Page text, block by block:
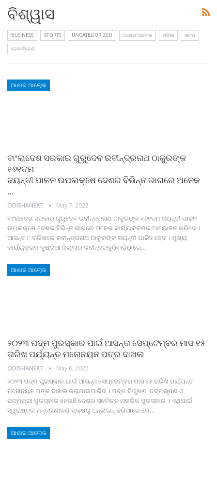
ବିଶ୍ୱାସ
BUSINESS SPORTS UNCATEGORIZED ଆଶାର ଆଲୋକ ଓଡିଶା ଖବର
ଦେଶ-ବିଦେଶ
ଆଶାର ଆଲୋକ
ବାଂଲାଦେଶ ସରକାର ଗୁରୁଦେବ ରବୀନ୍ଦ୍ରନାଥ ଠାକୁରଙ୍କ
୧୬୧ତମ
ଜୟନ୍ତୀ ପାଳନ ଉପଲକ୍ଷେ ଦେଶର ବିଭିନ୍ନ ଭାଗରେ ଅନେକ
…
ODISHANEXT May 7, 2022
ବାଂଲାଦେଶ ସରକାର ଗୁରୁଦେବ ରବୀନ୍ଦ୍ରନାଥ ଠାକୁରଙ୍କ ୧୬୧ତମ ଜୟନ୍ତୀ ପାଳନ
ଉପଲକ୍ଷେ ଦେଶର ବିଭିନ୍ନ ଭାଗରେ ଅନେକ କାର୍ଯ୍ୟକ୍ରମର ଆୟୋଜନ କରିବେ ।
ଆସନ୍ତା ୮ ତାରିଖରେ ରବୀନ୍ଦ୍ରନାଥ ଠାକୁରଙ୍କ ଜୟନ୍ତୀ ପାଳିତ ହେବ । ମୁଖ୍ୟ
କାର୍ଯ୍ୟକ୍ରମ କୁଷ୍ଟିଆ ଜିଲ୍ଲାର ରବୀନ୍ଦ୍ରକୁଠିବାଡ଼ିଠାରେ…
ଆଶାର ଆଲୋକ
୨୦୨୩ ପଦ୍ମ ପୁରସ୍କାର ପାଇଁ ଆସନ୍ତା ସେପ୍ଟେମ୍ବର ମାସ ୧୫
ତାରିଖ ପର୍ଯ୍ୟନ୍ତ ମନୋନୟନ ପତ୍ର ଦାଖଲ
ODISHANEXT May 6, 2022
୨୦୨୩ ପଦ୍ମ ପୁରସ୍କାର ପାଇଁ ଆସନ୍ତା ସେପ୍ଟେମ୍ବର ମାସ ୧୫ ତାରିଖ ପର୍ଯ୍ୟନ୍ତ
ମନୋନୟନ ପତ୍ର ଦାଖଲ କରାଯାଇପାରିବ । ପଦ୍ମ ବିଭୁଷଣ, ପଦ୍ମଭୂଷଣ ଓ
ପଦ୍ମଶ୍ରୀ ପୁରସ୍କାର ହେଉଛି ଦେଶର ସର୍ବୋଚ୍ଚ ନାଗରିକ ପୁରସ୍କାର । ଏଥିପାଇଁ
ସ୍ୱରାଷ୍ଟ୍ର ମନ୍ତ୍ରଣାଳୟ ପକ୍ଷରୁ ଅନ୍‍ଲାଇନ୍‍ ଜରିଆରେ ମେ…
ଆଶାର ଆଲୋକ